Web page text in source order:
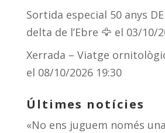
Sortida especial 50 anys
delta de l’Ebre 🦅 el 03/10/
Xerrada – Viatge
el 08/10/2026 19:30
Últimes notícies
«No ens juguem només